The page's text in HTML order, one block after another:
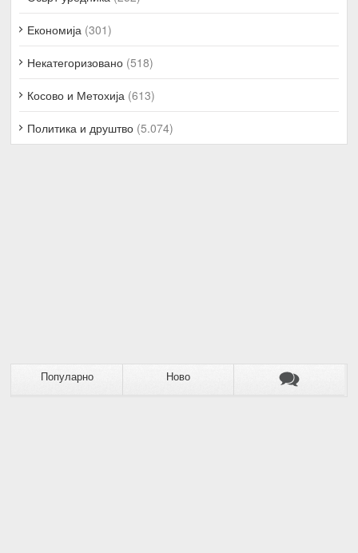
Економија (301)
Некатегоризовано (518)
Косово и Метохија (613)
Политика и друштво (5.074)
Популарно Ново